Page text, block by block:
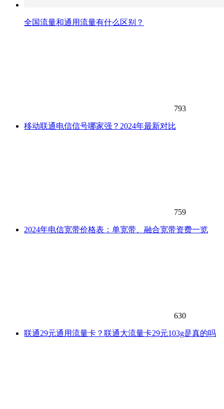
全国流量和通用流量有什么区别？
793
移动联通电信信号哪家强？2024年最新对比
759
2024年电信宽带价格表：单宽带、融合宽带资费一览
630
联通29元通用流量卡？联通大流量卡29元103g是真的吗